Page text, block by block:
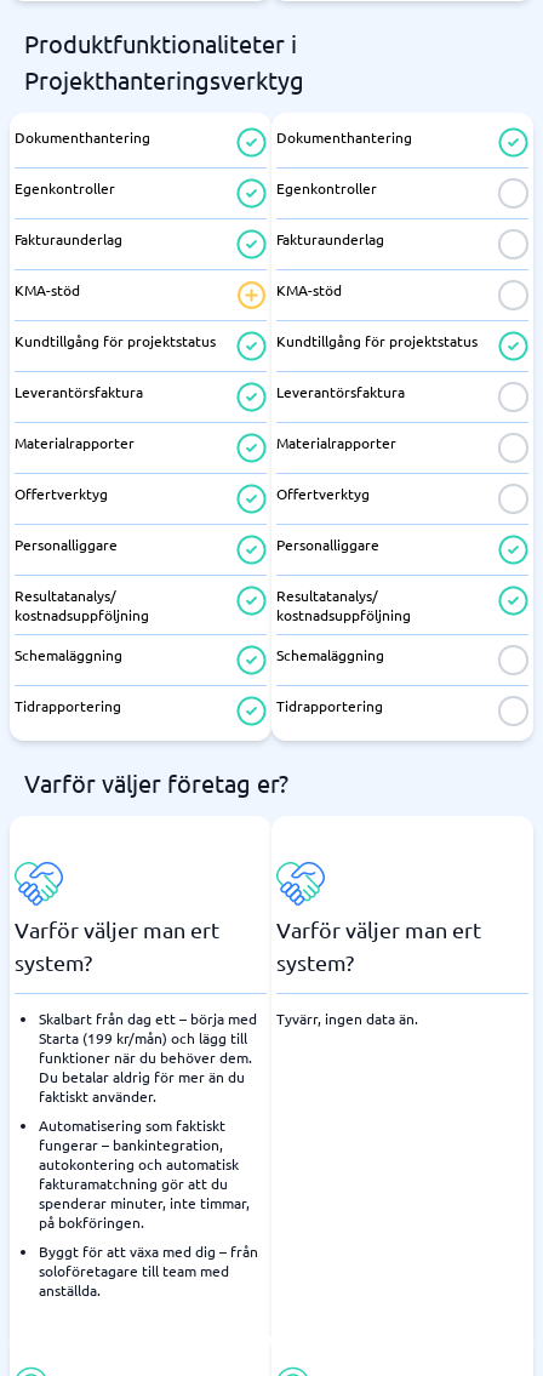
Produktfunktionaliteter i
Projekthanteringsverktyg
Dokumenthantering
Egenkontroller
Fakturaunderlag
KMA-stöd
Kundtillgång för projektstatus
Leverantörsfaktura
Materialrapporter
Offertverktyg
Personalliggare
Resultatanalys/
kostnadsuppföljning
Schemaläggning
Tidrapportering
Dokumenthantering
Egenkontroller
Fakturaunderlag
KMA-stöd
Kundtillgång för projektstatus
Leverantörsfaktura
Materialrapporter
Offertverktyg
Personalliggare
Resultatanalys/
kostnadsuppföljning
Schemaläggning
Tidrapportering
Varför väljer företag er?
Varför väljer man ert
system?
Skalbart från dag ett – börja med
Starta (199 kr/mån) och lägg till
funktioner när du behöver dem.
Du betalar aldrig för mer än du
faktiskt använder.
Automatisering som faktiskt
fungerar – bankintegration,
autokontering och automatisk
fakturamatchning gör att du
spenderar minuter, inte timmar,
på bokföringen.
Byggt för att växa med dig – från
soloföretagare till team med
anställda.
Varför väljer man ert
system?
Tyvärr, ingen data än.